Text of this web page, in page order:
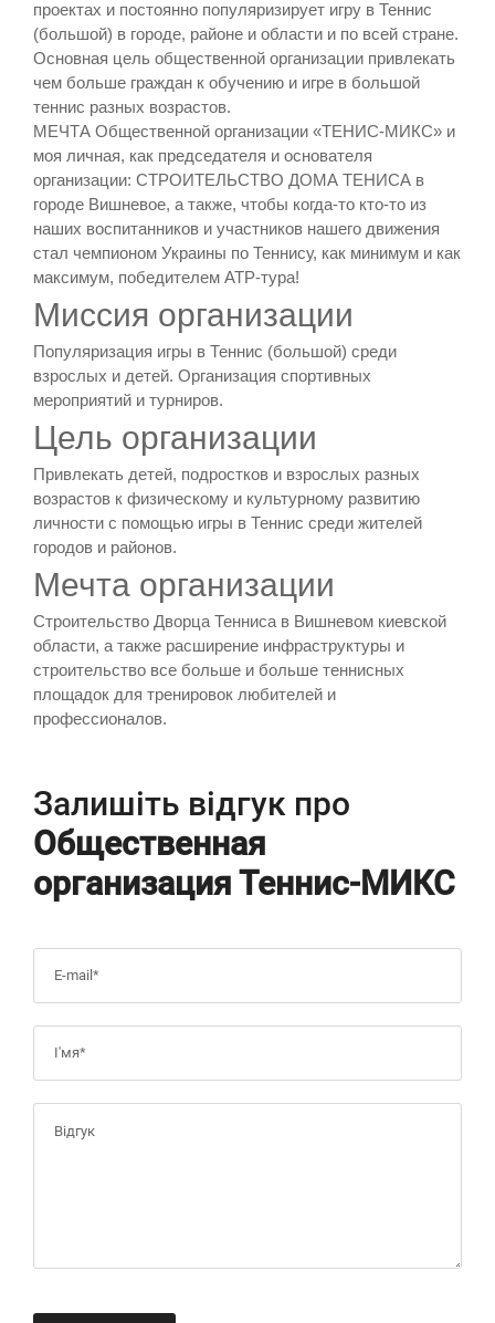
проектах и постоянно популяризирует игру в Теннис
(большой) в городе, районе и области и по всей стране.
Основная цель общественной организации привлекать
чем больше граждан к обучению и игре в большой
теннис разных возрастов.
МЕЧТА Общественной организации «ТЕНИС-МИКС» и
моя личная, как председателя и основателя
организации: СТРОИТЕЛЬСТВО ДОМА ТЕНИСА в
городе Вишневое, а также, чтобы когда-то кто-то из
наших воспитанников и участников нашего движения
стал чемпионом Украины по Теннису, как минимум и как
максимум, победителем АТР-тура!
Миссия организации
Популяризация игры в Теннис (большой) среди
взрослых и детей. Организация спортивных
мероприятий и турниров.
Цель организации
Привлекать детей, подростков и взрослых разных
возрастов к физическому и культурному развитию
личности с помощью игры в Теннис среди жителей
городов и районов.
Мечта организации
Строительство Дворца Тенниса в Вишневом киевской
области, а также расширение инфраструктуры и
строительство все больше и больше теннисных
площадок для тренировок любителей и
профессионалов.
Залишіть відгук про
Общественная
организация Теннис-МИКС